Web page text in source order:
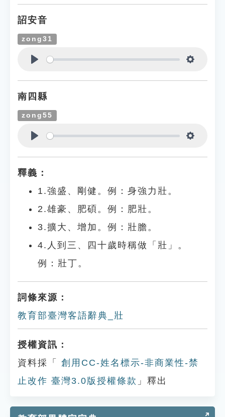
詔安音
zong31
南四縣
zong55
釋義：
1.強盛、剛健。例：身強力壯。
2.雄豪、肥碩。例：肥壯。
3.擴大、增加。例：壯膽。
4.人到三、四十歲時稱做「壯」。
例：壯丁。
詞條來源：
教育部臺灣客語辭典_壯
授權資訊：
資料採「
創用CC-姓名標示-非商業性-禁
止改作 臺灣3.0版授權條款 」釋出